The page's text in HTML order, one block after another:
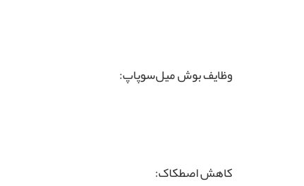
وظایف بوش میل‌سوپاپ:
کاهش اصطکاک: